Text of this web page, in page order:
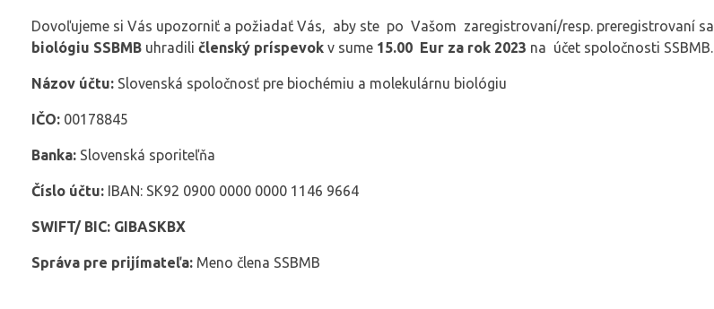
Dovoľujeme si Vás upozorniť a požiadať Vás, aby ste po Vašom zaregistrovaní/resp. preregistrovaní sa
biológiu SSBMB uhradili členský príspevok v sume 15.00 Eur za rok 2023 na účet spoločnosti SSBMB.
Názov účtu: Slovenská spoločnosť pre biochémiu a molekulárnu biológiu
IČO: 00178845
Banka: Slovenská sporiteľňa
Číslo účtu: IBAN: SK92 0900 0000 0000 1146 9664
SWIFT/ BIC: GIBASKBX
Správa pre prijímateľa: Meno člena SSBMB